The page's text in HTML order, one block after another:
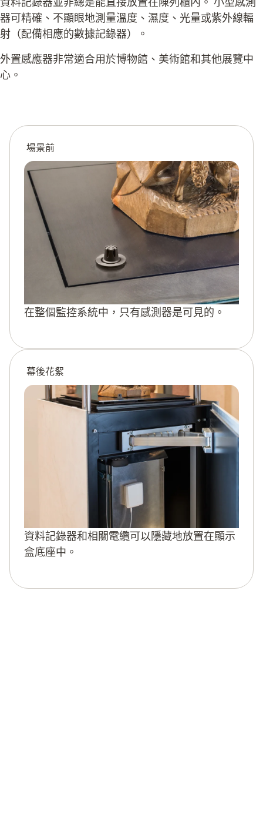
器可精確、不顯眼地測量溫度、濕度、光量或紫外線輻
射（配備相應的數據記錄器）。
外置感應器非常適合用於博物館、美術館和其他展覽中
心。
場景前
在整個監控系統中，只有感測器是可見的。
幕後花絮
資料記錄器和相關電纜可以隱藏地放置在顯示
盒底座中。